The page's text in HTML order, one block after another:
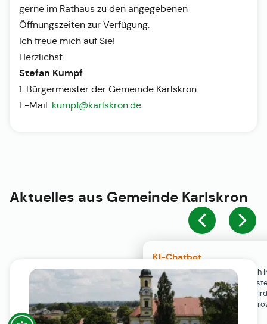
KI-Chatbot
Der KI-Chatbot steht erst nach
Einwilligung in den Cookie-
Verfügung. Der Chat-Verlauf
ausschließlich lokal in Ihrem
gespeichert.
gerne im Rathaus zu den angegebenen
Öffnungszeiten zur Verfügung.
Ich freue mich auf Sie!
Herzlichst
Stefan Kumpf
1. Bürgermeister der Gemeinde Karlskron
E-Mail: kumpf@karlskron.de
Aktuelles aus Gemeinde Karlskron